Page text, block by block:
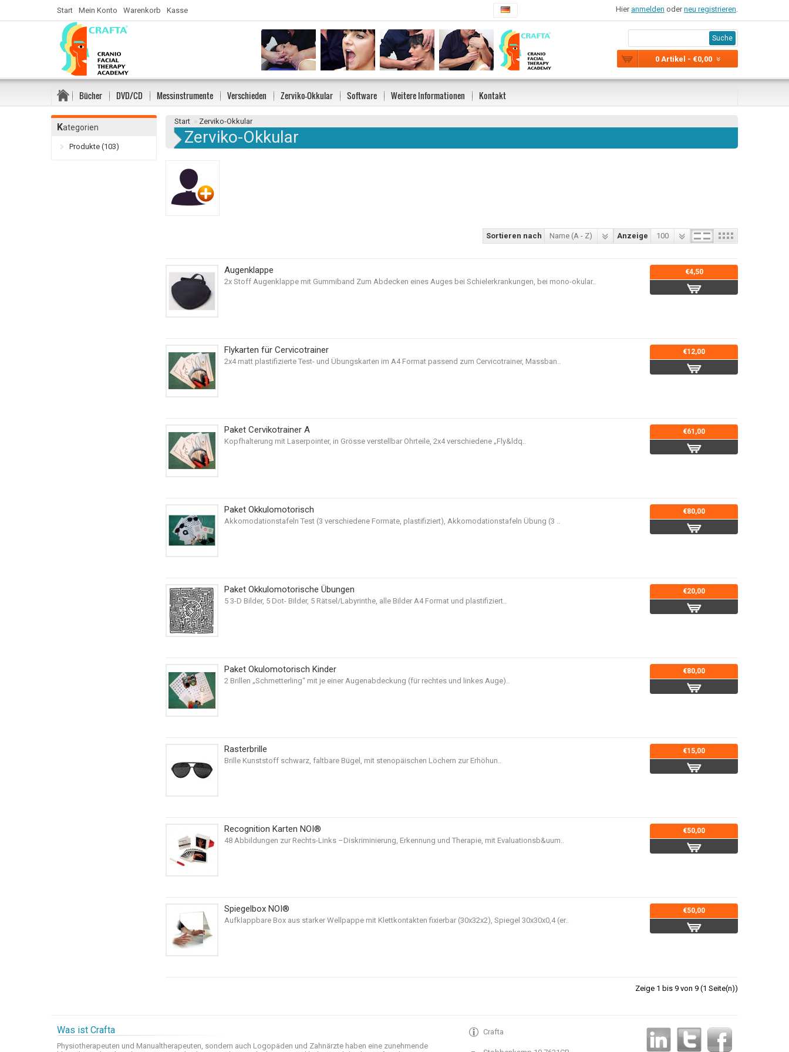
0 Artikel - €0,00
Suche
Start Mein Konto Warenkorb Kasse Hier anmelden oderneu registrieren.
Bücher DVD/CD Messinstrumente Verschieden Zerviko-Okkular Software Weitere Informationen Kontakt
Kategorien
Produkte (103)
Start » Zerviko-Okkular
Zerviko-Okkular
Anzeige 100
Sortieren nach Name (A - Z)
Augenklappe
2x Stoff Augenklappe mit Gummiband Zum Abdecken eines Auges bei Schielerkrankungen, bei mono-okular..
€4,50
Flykarten für Cervicotrainer
2x4 matt plastifizierte Test- und Übungskarten im A4 Format passend zum Cervicotrainer, Massban..
€12,00
Paket Cervikotrainer A
Kopfhalterung mit Laserpointer, in Grösse verstellbar Ohrteile, 2x4 verschiedene „Fly&ldq..
€61,00
Paket Okkulomotorisch
Akkomodationstafeln Test (3 verschiedene Formate, plastifiziert), Akkomodationstafeln Übung (3 ..
€80,00
Paket Okkulomotorische Übungen
5 3-D Bilder, 5 Dot- Bilder, 5 Rätsel/Labyrinthe, alle Bilder A4 Format und plastifiziert..
€20,00
Paket Okulomotorisch Kinder
2 Brillen „Schmetterling“ mit je einer Augenabdeckung (für rechtes und linkes Auge)..
€80,00
Rasterbrille
Brille Kunststoff schwarz, faltbare Bügel, mit stenopäischen Löchern zur Erhöhun..
€15,00
Recognition Karten NOI®
48 Abbildungen zur Rechts-Links –Diskriminierung, Erkennung und Therapie, mit Evaluationsb&uum..
€50,00
Spiegelbox NOI®
Aufklappbare Box aus starker Wellpappe mit Klettkontakten fixierbar (30x32x2), Spiegel 30x30x0,4 (er..
€50,00
Zeige 1 bis 9 von 9 (1 Seite(n))
Was ist Crafta
Physiotherapeuten und Manualtherapeuten, sondern auch Logopäden und Zahnärzte haben eine zunehmende
Crafta